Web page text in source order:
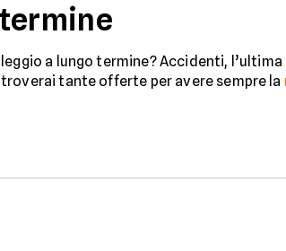
a lungo termine? Accidenti,
tante offerte per avere sempre la